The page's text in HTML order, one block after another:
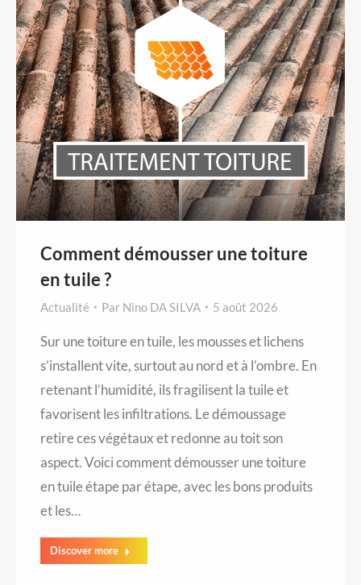
Comment démousser une toiture
en tuile ?
Actualité Par Nino DA SILVA 5 août 2026
Sur une toiture en tuile, les mousses et lichens
s’installent vite, surtout au nord et à l’ombre. En
retenant l’humidité, ils fragilisent la tuile et
favorisent les infiltrations. Le démoussage
retire ces végétaux et redonne au toit son
aspect. Voici comment démousser une toiture
en tuile étape par étape, avec les bons produits
et les…
Discover more